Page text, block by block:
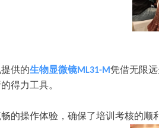
供的生物显微镜ML31-M凭借无限
得力工具。
的操作体验，确保了培训考核的顺